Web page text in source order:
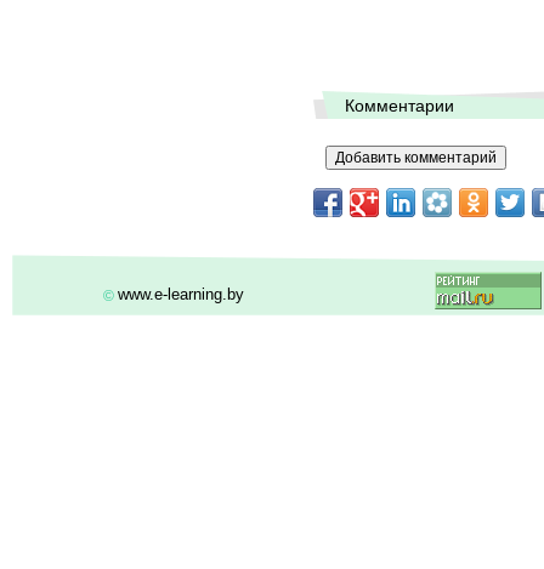
Комментарии
© www.e-learning.by